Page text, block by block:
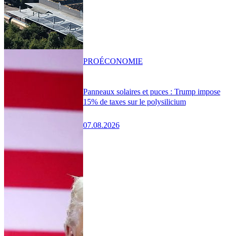
Panneaux solaires et puces : Trump impose
15% de taxes sur le polysilicium
07.08.2026
PROÉCONOMIE